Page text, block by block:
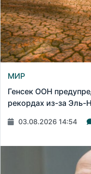
МИР
Генсек ООН
рекордах из-за Эль-
03.08.2026 14:54